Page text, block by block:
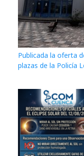
Publicada la oferta
plazas de la Policía